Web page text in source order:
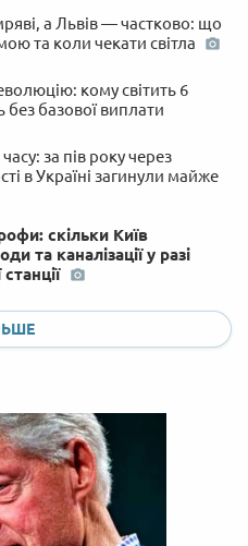
а Львів — частково: що
та коли чекати світла
кому світить 6
без базової виплати
за пів року через
в Україні загинули майже
скільки Київ
та каналізації у разі